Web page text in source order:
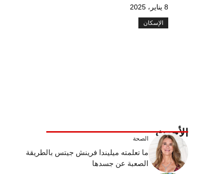
8 يناير، 2025
الإسكان
الأحدث الصحة
ما تعلمته ميليندا فرينش جيتس بالطريقة
الصعبة عن جسدها